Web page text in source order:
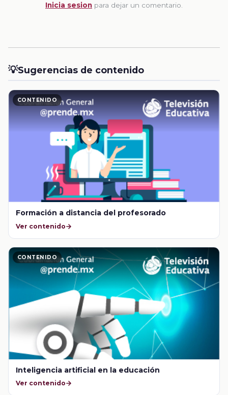
Inicia sesion para dejar un comentario.
💡Sugerencias de contenido
CONTENIDO
Formación a distancia del profesorado
Ver contenido
CONTENIDO
Inteligencia artificial en la educación
Ver contenido